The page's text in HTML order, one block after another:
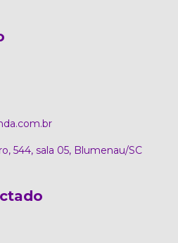
544, sala 05, Blumenau/SC